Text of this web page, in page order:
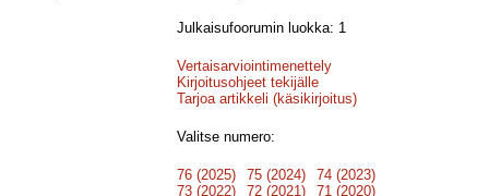
Julkaisufoorumin luokka: 1
Vertaisarviointimenettely
Kirjoitusohjeet tekijälle
Tarjoa artikkeli (käsikirjoitus)
Valitse numero:
76 (2025) 75 (2024)
74 (2023)
73 (2022)
72 (2021)
71 (2020)